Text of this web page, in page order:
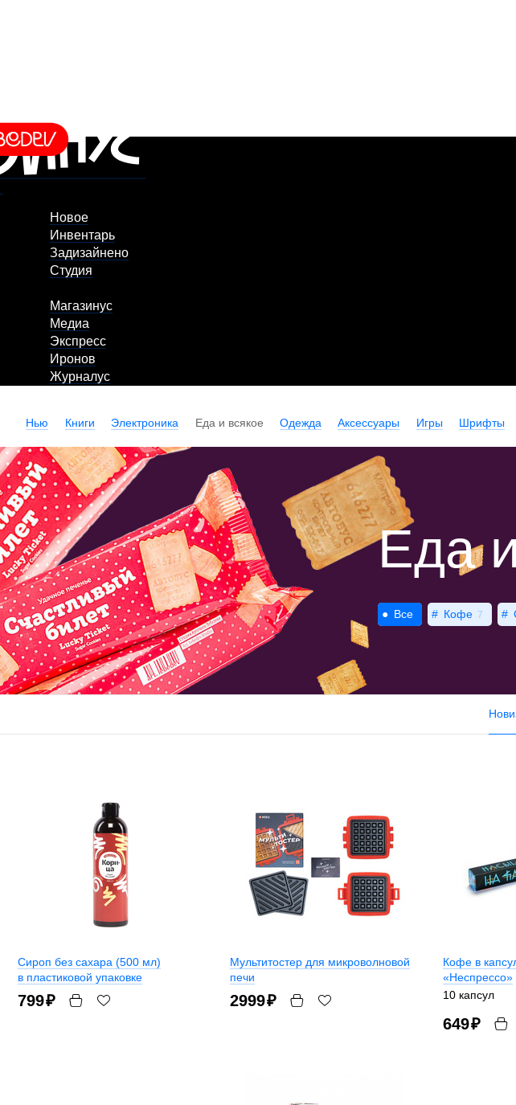
Новое
Инвентарь
Задизайнено
Студия
Магазинус
Медиа
Экспресс
Иронов
Журналус
Нью Книги Электроника Еда и всякое Одежда Аксессуары Игры Шрифты
Еда
Все Кофе 7
Сироп без сахара (500 мл)
в пластиковой упаковке
799₽
Мультитостер для микроволновой
печи
2999₽
Кофе в
«Неспрессо»
10 капсул
649₽